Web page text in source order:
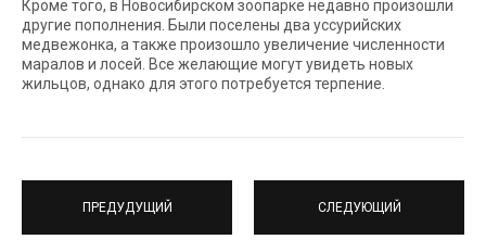
Кроме того, в Новосибирском зоопарке недавно произошли
другие пополнения. Были поселены два уссурийских
медвежонка, а также произошло увеличение численности
маралов и лосей. Все желающие могут увидеть новых
жильцов, однако для этого потребуется терпение.
ПРЕДУДУЩИЙ СЛЕДУЮЩИЙ